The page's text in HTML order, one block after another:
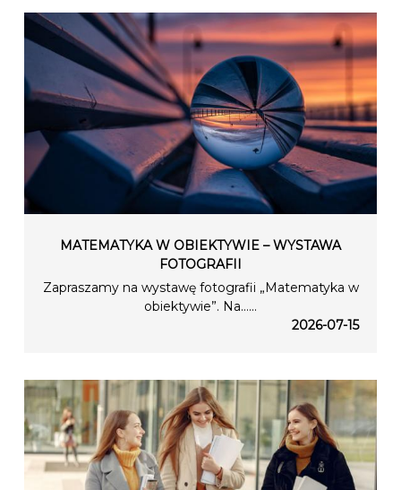
MATEMATYKA W OBIEKTYWIE – WYSTAWA
FOTOGRAFII
Zapraszamy na wystawę fotografii „Matematyka w
obiektywie”. Na…...
2026-07-15